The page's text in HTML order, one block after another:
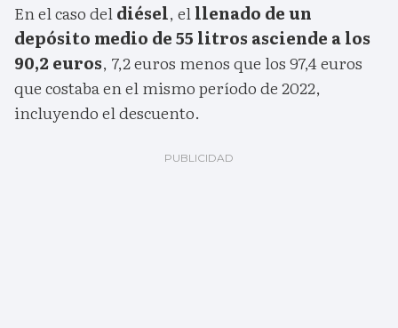
En el caso deldiésel, elllenado de un
depósito medio de 55 litros asciende a los
90,2 euros, 7,2 euros menos que los 97,4 euros
que costaba en el mismo período de 2022,
incluyendo el descuento.